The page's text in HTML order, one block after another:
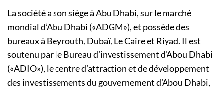
La société a son siège à Abu Dhabi, sur le marché
mondial d’Abu Dhabi («ADGM»), et possède des
bureaux à Beyrouth, Dubaï, Le Caire et Riyad. Il est
soutenu par le Bureau d’investissement d’Abou Dhabi
(«ADIO»), le centre d’attraction et de développement
des investissements du gouvernement d’Abou Dhabi,